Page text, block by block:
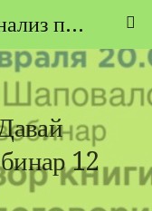
ABA (прикладной анализ поведения) - ТЕОРИЯ И ПРАКТИКА
12